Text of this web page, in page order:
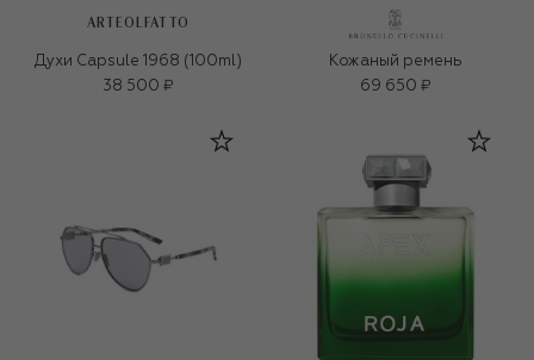
ARTEOLFATTO
Духи Capsule 1968 (100ml)
38 500 ₽
Кожаный ремень
69 650 ₽